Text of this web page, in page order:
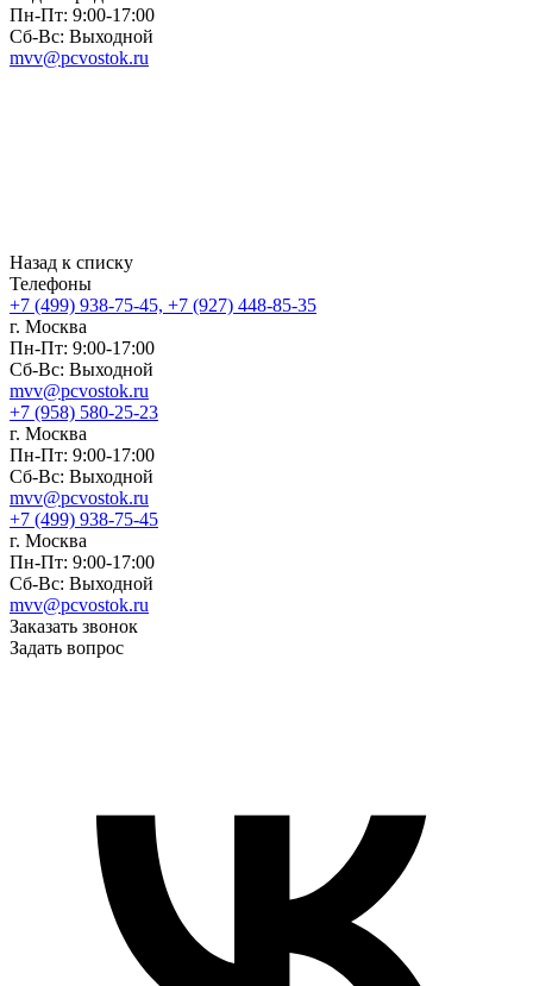
Пн-Пт: 9:00-17:00
Сб-Вс: Выходной
mvv@pcvostok.ru
Назад к списку
Телефоны
+7 (499) 938-75-45, +7 (927) 448-85-35
г. Москва
Пн-Пт: 9:00-17:00
Сб-Вс: Выходной
mvv@pcvostok.ru
+7 (958) 580-25-23
г. Москва
Пн-Пт: 9:00-17:00
Сб-Вс: Выходной
mvv@pcvostok.ru
+7 (499) 938-75-45
г. Москва
Пн-Пт: 9:00-17:00
Сб-Вс: Выходной
mvv@pcvostok.ru
Заказать звонок
Задать вопрос